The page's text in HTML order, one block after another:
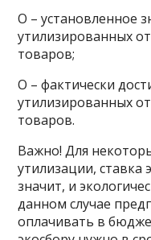
О – установленное
утилизированных
товаров;
О – фактически
утилизированных
товаров.
Важно! Для
утилизации, ставка
значит, и
данном случае
оплачивать в